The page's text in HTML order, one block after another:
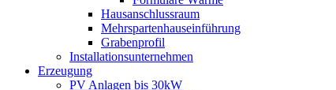
Hausanschlussraum
Mehrspartenhauseinführung
Grabenprofil
Installationsunternehmen
Erzeugung
PV Anlagen bis 30kW